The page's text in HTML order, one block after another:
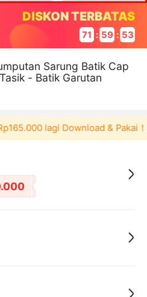
DISKON TERBATAS
71 : 59 : 53
Sarung Batik Cap
- Batik Garutan
lagi Download & Pakai！